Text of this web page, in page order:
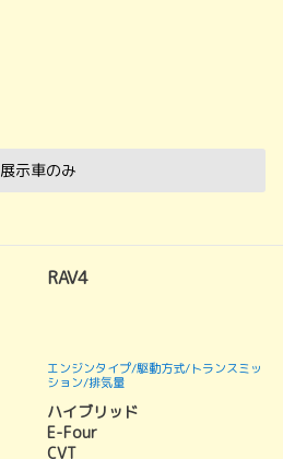
展示車のみ
RAV4
エンジンタイプ/駆動方式/トランスミッ
ション/排気量
ハイブリッド
E-Four
CVT